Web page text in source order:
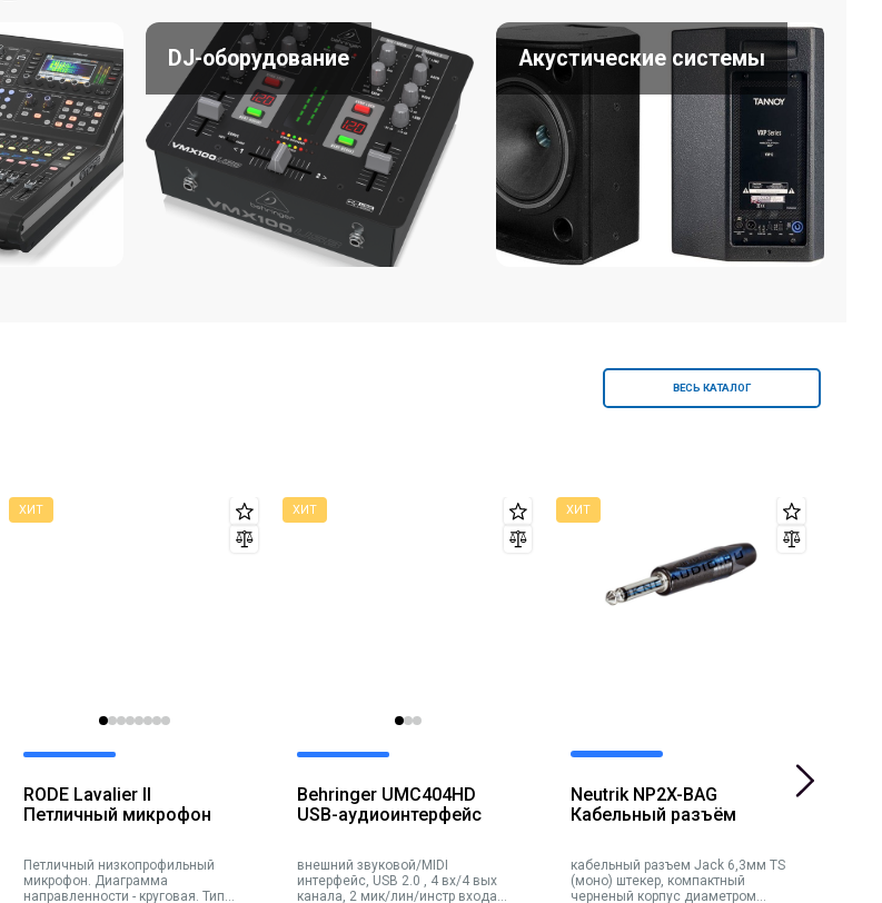
DJ-оборудование Акустические системы
ВЕСЬ КАТАЛОГ
RODE Lavalier II
Петличный микрофон
Петличный низкопрофильный
микрофон. Диаграмма
направленности - круговая. Тип
Behringer UMC404HD
USB-аудиоинтерфейс
внешний звуковой/MIDI
интерфейс, USB 2.0 , 4 вх/4 вых
канала, 2 мик/лин/инстр входа
Neutrik NP2X-BAG
Кабельный разъём
кабельный разъем Jack 6,3мм TS
(моно) штекер, компактный
черненый корпус диаметром